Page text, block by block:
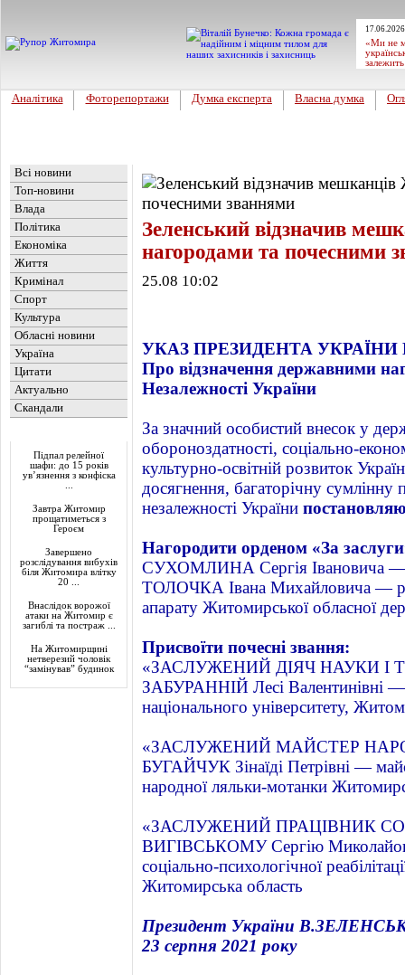
«Ми не
Аналітика Фоторепортажи Думка експерта Власна думка
Всі новини
Топ-новини
Влада
Політика
Економіка
Життя
Кримінал
Спорт
Культура
Обласні новини
Україна
Цитати
Актуально
Скандали
Підпал релейної
шафи: до 15 років
ув’язнення з конфіска
Завтра Житомир
прощатиметься з
Героєм
Завершено
розслідування вибухів
біля Житомира влітку
20 ...
Внаслідок ворожої
атаки на Житомир є
загиблі та постраж ...
На Житомирщині
нетверезий чоловік
“замінував” будинок
Зеленський відзначив
нагородами та почесними
25.08 10:02
УКАЗ ПРЕЗИДЕНТА УКРАЇНИ
Про відзначення державними
Незалежності України
За значний особистий внесок у
обороноздатності, соціально-
культурно-освітній розвиток
досягнення, багаторічну сумлінну
незалежності України
Нагородити орденом «За
СУХОМЛИНА Сергія Івановича —
ТОЛОЧКА Івана Михайловича —
апарату Житомирської обласної
Присвоїти почесні звання:
«ЗАСЛУЖЕНИЙ ДІЯЧ НАУКИ І
ЗАБУРАННІЙ Лесі Валентинівні —
національного університету,
«ЗАСЛУЖЕНИЙ МАЙСТЕР
БУГАЙЧУК Зінаїді Петрівні —
народної ляльки-мотанки
«ЗАСЛУЖЕНИЙ ПРАЦІВНИК
ВИГІВСЬКОМУ Сергію
соціально-психологічної
Житомирська область
Президент України
23 серпня 2021 року